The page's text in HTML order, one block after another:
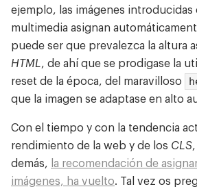
ejemplo, las imágenes introducidas
multimedia asignan
puede ser que prevalezca la altura
HTML, de ahí que se prodigase la
reset de la época, del maravilloso
que la imagen se adaptase en alto
Con el tiempo y con la tendencia
rendimiento de la web y de los CLS,
demás, la recomendación de
imágenes, ha vuelto. Tal vez os